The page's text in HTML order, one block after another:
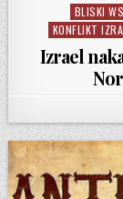
Posted in
BLISKI
KONFLIKT
Izrael